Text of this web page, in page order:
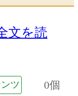
文を読
ツ 0個